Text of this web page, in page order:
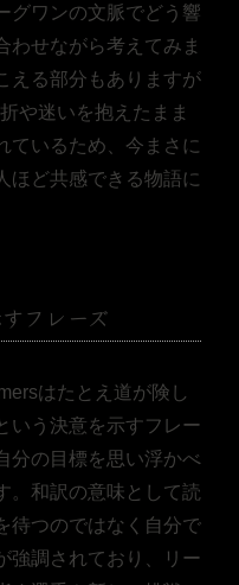
グワンの文脈でどう響
わせながら考えてみま
える部分もありますが
や迷いを抱えたまま
ているため、今まさに
ほど共感できる物語に
フレーズ
はたとえ道が険し
いう決意を示すフレー
分の目標を思い浮かべ
。和訳の意味として読
待つのではなく自分で
強調されており、リー